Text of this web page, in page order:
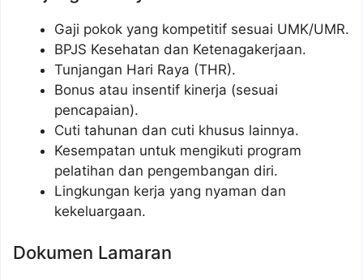
Gaji pokok yang kompetitif sesuai UMK/UMR.
BPJS Kesehatan dan Ketenagakerjaan.
Tunjangan Hari Raya (THR).
Bonus atau insentif kinerja (sesuai
pencapaian).
Cuti tahunan dan cuti khusus lainnya.
Kesempatan untuk mengikuti program
pelatihan dan pengembangan diri.
Lingkungan kerja yang nyaman dan
kekeluargaan.
Dokumen Lamaran